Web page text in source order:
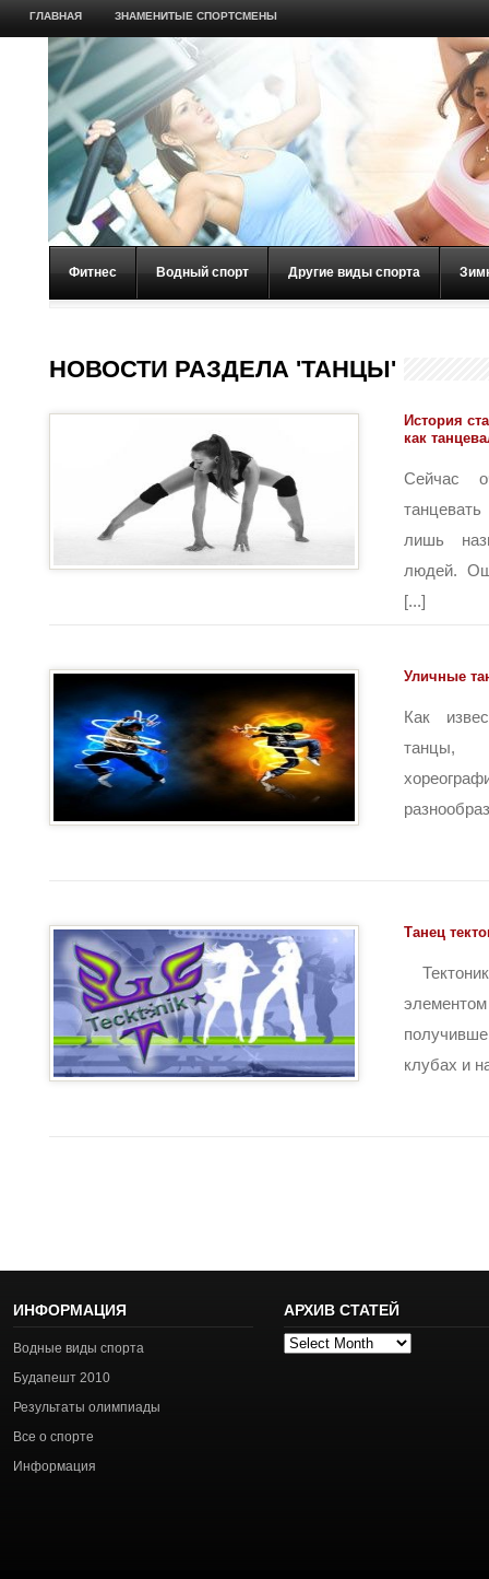
ГЛАВНАЯ ЗНАМЕНИТЫЕ СПОРТСМЕНЫ
Фитнес Водный спорт Другие виды спорта
НОВОСТИ РАЗДЕЛА 'ТАНЦЫ'
История
как
Сейчас
лишь
людей.
[...]
Уличные
Как
танцы,
Танец
клубах и
ИНФОРМАЦИЯ
Водные виды спорта
Будапешт 2010
Результаты олимпиады
Все о спорте
Информация
АРХИВ СТАТЕЙ
Архив